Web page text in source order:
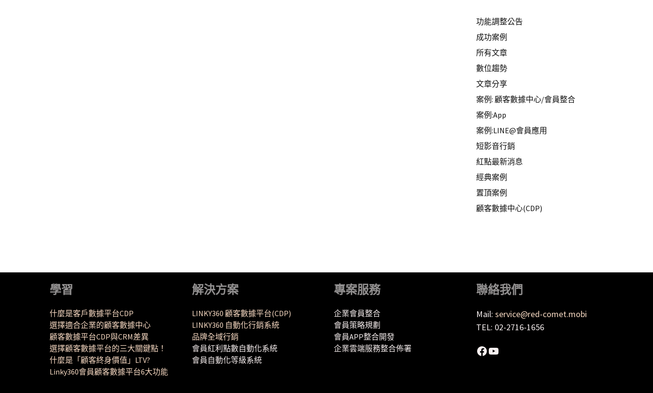
功能調整公告
成功案例
所有文章
數位趨勢
文章分享
案例: 顧客數據中心/會員整合
案例:App
案例:LINE@會員應用
短影音行銷
紅點最新消息
經典案例
置頂案例
顧客數據中心(CDP)
學習
什麼是客戶數據平台CDP
選擇適合企業的顧客數據中心
顧客數據平台CDP與CRM差異
選擇顧客數據平台的三大關鍵點！
什麼是「顧客終身價值」LTV?
Linky360會員顧客數據平台6大功能
解決方案
LINKY360 顧客數據平台(CDP)
LINKY360 自動化行銷系統
品牌全域行銷
會員紅利點數自動化系統
會員自動化等級系統
專案服務
企業會員整合
會員策略規劃
會員APP整合開發
企業雲端服務整合佈署
聯絡我們
Mail: service@red-comet.mobi
TEL: 02-2716-1656
Facebook
YouTube